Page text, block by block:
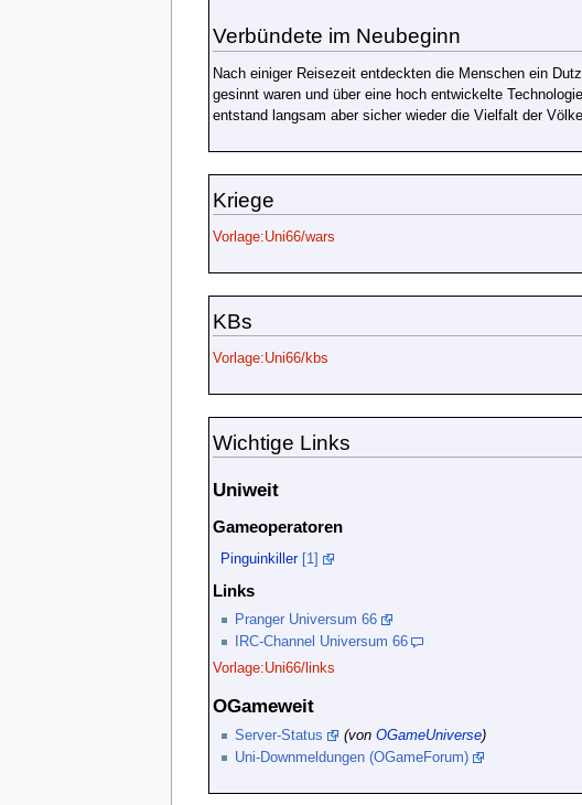
Verbündete im Neubeginn
Nach einiger Reisezeit entdeckten die Menschen ein
gesinnt waren und über eine hoch entwickelte
entstand langsam aber sicher wieder die Vielfalt der
Kriege
Vorlage:Uni66/wars
KBs
Vorlage:Uni66/kbs
Wichtige Links
Uniweit
Gameoperatoren
Pinguinkiller [1]
Links
Pranger Universum 66
IRC-Channel Universum 66
Vorlage:Uni66/links
OGameweit
Server-Status (von OGameUniverse)
Uni-Downmeldungen (OGameForum)